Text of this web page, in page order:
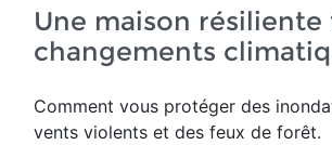
Une maison résiliente
changements
Comment vous protéger des
vents violents et des feux de forêt.